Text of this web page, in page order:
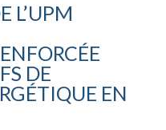
L’UPM
DE
EN